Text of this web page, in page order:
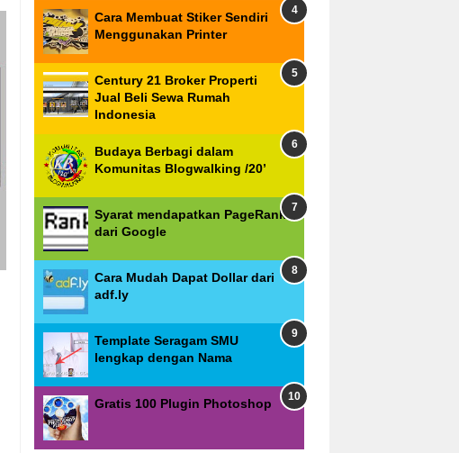
Cara Membuat Stiker Sendiri
Menggunakan Printer
Century 21 Broker Properti
Jual Beli Sewa Rumah
Indonesia
Budaya Berbagi dalam
Komunitas Blogwalking /20’
Syarat mendapatkan PageRank
dari Google
Cara Mudah Dapat Dollar dari
adf.ly
Template Seragam SMU
lengkap dengan Nama
Gratis 100 Plugin Photoshop